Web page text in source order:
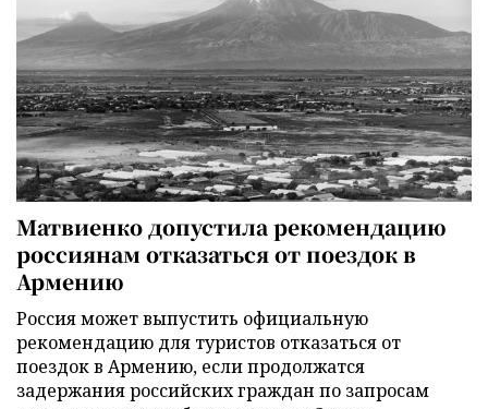
Матвиенко допустила рекомендацию
россиянам отказаться от поездок в
Армению
Россия может выпустить официальную
рекомендацию для туристов отказаться от
поездок в Армению, если продолжатся
задержания российских граждан по запросам